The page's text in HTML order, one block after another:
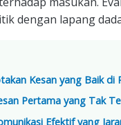
dengan lapang
Kesan yang Baik di
Pertama yang Tak
Efektif yang